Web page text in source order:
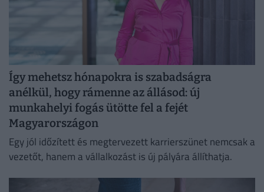
Így mehetsz hónapokra is szabadságra
anélkül, hogy rámenne az állásod: új
munkahelyi fogás ütötte fel a fejét
Magyarországon
Egy jól időzített és megtervezett karrierszünet nemcsak a
vezetőt, hanem a vállalkozást is új pályára állíthatja.